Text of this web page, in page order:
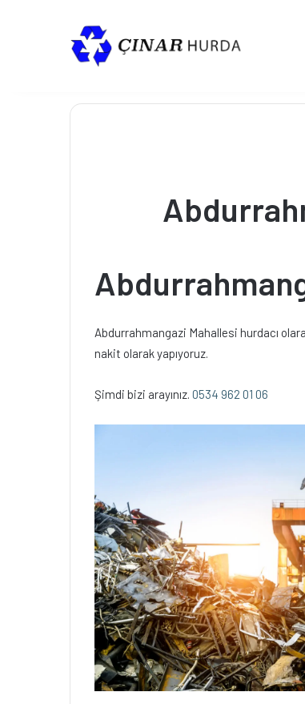
Abdurrahmangazi Mahallesi hurdacı
nakit olarak yapıyoruz.
Şimdi bizi arayınız. 0534 962 01 06